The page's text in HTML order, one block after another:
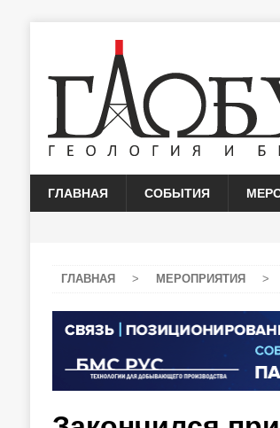
ГЛАВНАЯ СОБЫТИЯ
ГЛАВНАЯ > МЕРОПРИЯТИЯ >